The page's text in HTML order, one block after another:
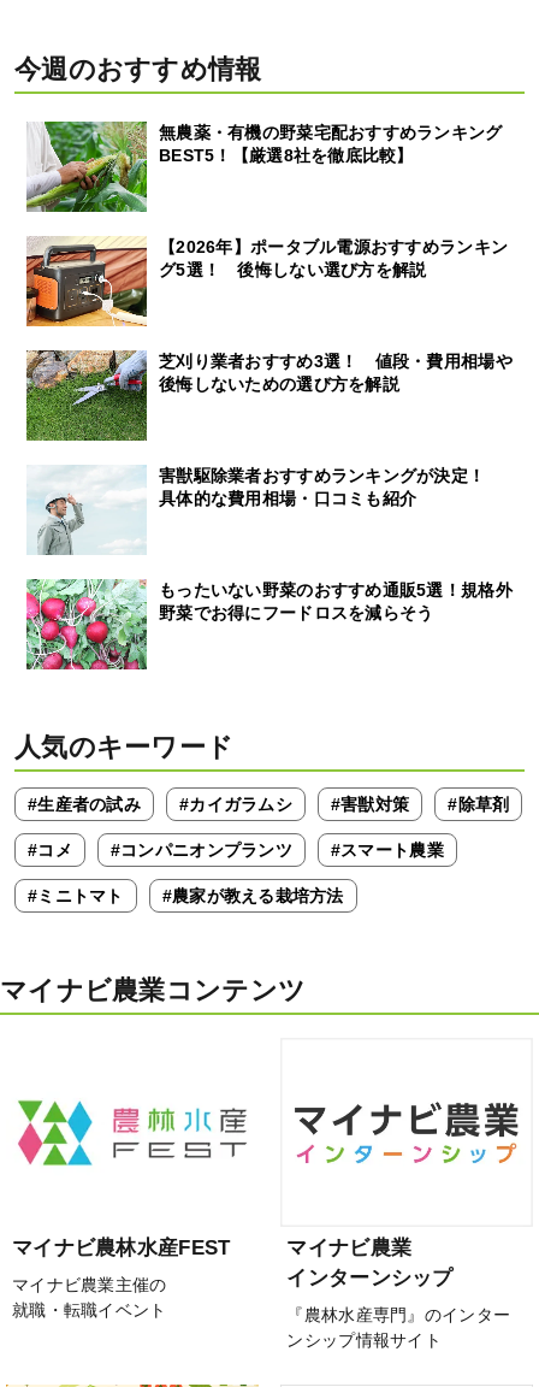
今週のおすすめ情報
無農薬・有機の野菜宅配おすすめランキング
BEST5！【厳選8社を徹底比較】
【2026年】ポータブル電源おすすめランキン
グ5選！ 後悔しない選び方を解説
芝刈り業者おすすめ3選！ 値段・費用相場や
後悔しないための選び方を解説
害獣駆除業者おすすめランキングが決定！
具体的な費用相場・口コミも紹介
もったいない野菜のおすすめ通販5選！規格外
野菜でお得にフードロスを減らそう
人気のキーワード
#生産者の試み #カイガラムシ #害獣対策 #除草剤
#コメ #コンパニオンプランツ #スマート農業
#ミニトマト #農家が教える栽培方法
マイナビ農業コンテンツ
マイナビ農林水産FEST
マイナビ農業主催の
就職・転職イベント
マイナビ農業
インターンシップ
『農林水産専門』のインター
ンシップ情報サイト